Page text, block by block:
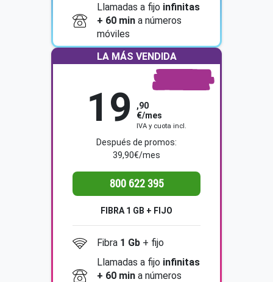
Llamadas a fijo infinitas
+ 60 min a números
móviles
LA MÁS VENDIDA
19
,90
€/mes
IVA y cuota incl.
Después de promos:
39,90€/mes
800 622 395
FIBRA 1 GB + FIJO
Fibra 1 Gb + fijo
Llamadas a fijo infinitas
+ 60 min a números